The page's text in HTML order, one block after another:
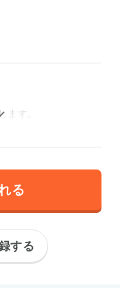
ます。
る
する